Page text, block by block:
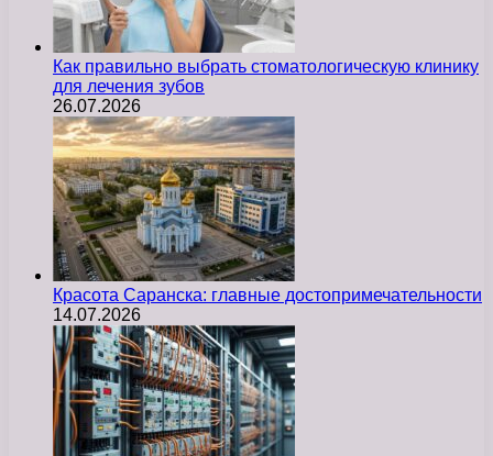
Как правильно выбрать стоматологическую клинику
для лечения зубов
26.07.2026
Красота Саранска: главные достопримечательности
14.07.2026